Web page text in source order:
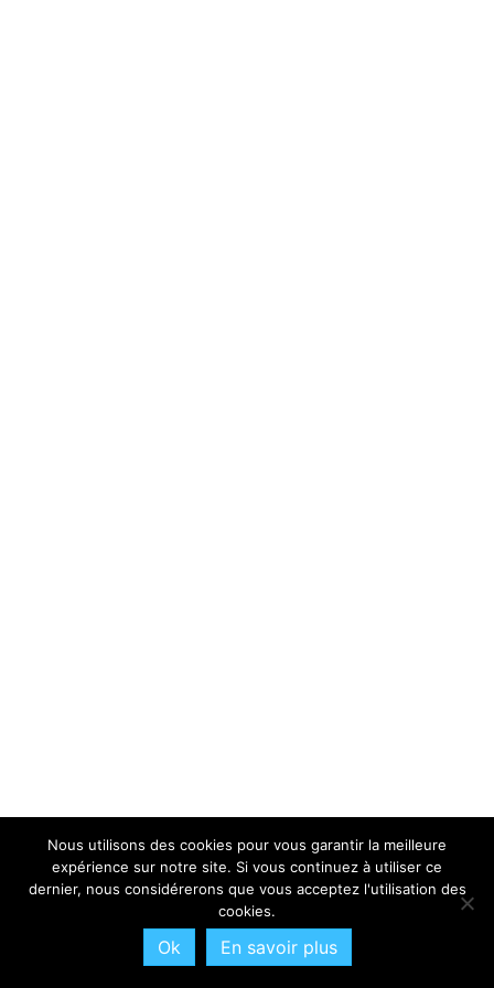
Nous utilisons des cookies pour vous garantir la meilleure
expérience sur notre site. Si vous continuez à utiliser ce
dernier, nous considérerons que vous acceptez l'utilisation des
cookies.
Ok En savoir plus